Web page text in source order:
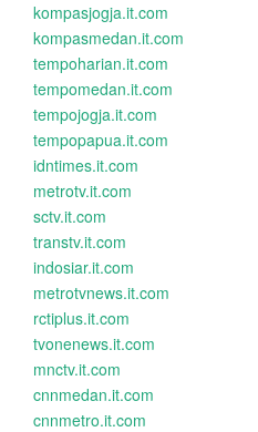
kompasjogja.it.com
kompasmedan.it.com
tempoharian.it.com
tempomedan.it.com
tempojogja.it.com
tempopapua.it.com
idntimes.it.com
metrotv.it.com
sctv.it.com
transtv.it.com
indosiar.it.com
metrotvnews.it.com
rctiplus.it.com
tvonenews.it.com
mnctv.it.com
cnnmedan.it.com
cnnmetro.it.com